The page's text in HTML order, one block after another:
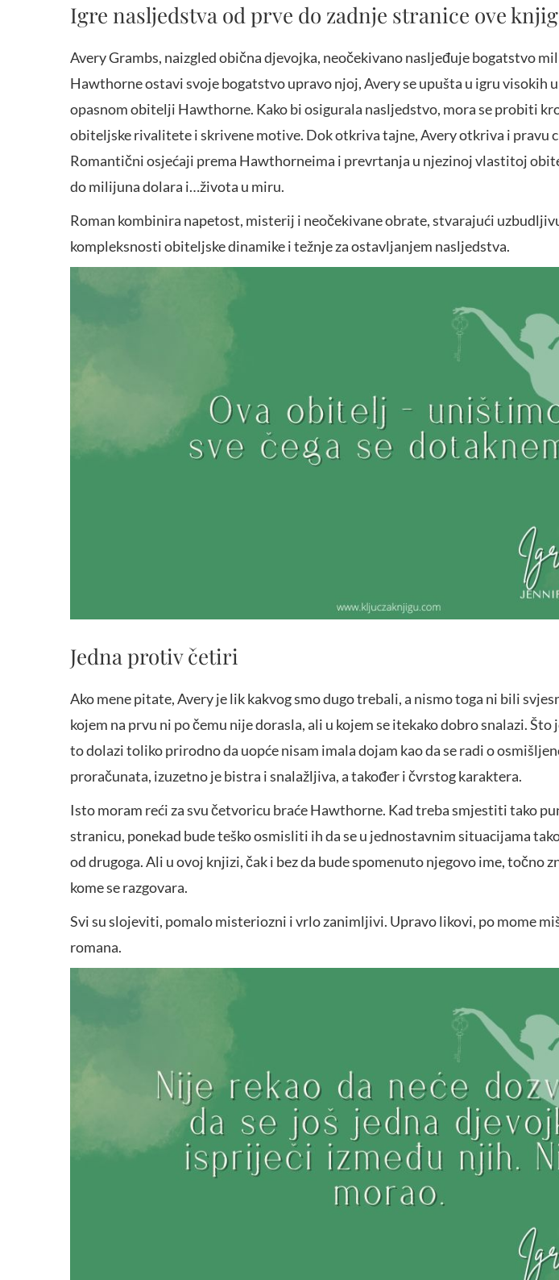
Igre nasljedstva od prve do zadnje stranice ove
Avery Grambs, naizgled obična djevojka, neočekivano nasljeđuje bogatstvo
Hawthorne ostavi svoje bogatstvo upravo njoj, Avery se upušta u igru visokih
opasnom obitelji Hawthorne. Kako bi osigurala nasljedstvo, mora se probiti
obiteljske rivalitete i skrivene motive. Dok otkriva tajne, Avery otkriva i pravu
Romantični osjećaji prema Hawthorneima i prevrtanja u njezinoj vlastitoj
do milijuna dolara i…života u miru.
Roman kombinira napetost, misterij i neočekivane obrate, stvarajući
kompleksnosti obiteljske dinamike i težnje za ostavljanjem nasljedstva.
Jedna protiv četiri
Ako mene pitate, Avery je lik kakvog smo dugo trebali, a nismo toga ni bili
kojem na prvu ni po čemu nije dorasla, ali u kojem se itekako dobro snalazi. Što
to dolazi toliko prirodno da uopće nisam imala dojam kao da se radi o
proračunata, izuzetno je bistra i snalažljiva, a također i čvrstog karaktera.
Isto moram reći za svu četvoricu braće Hawthorne. Kad treba smjestiti tako
stranicu, ponekad bude teško osmisliti ih da se u jednostavnim situacijama
od drugoga. Ali u ovoj knjizi, čak i bez da bude spomenuto njegovo ime, točno
kome se razgovara.
Svi su slojeviti, pomalo misteriozni i vrlo zanimljivi. Upravo likovi, po mome
romana.